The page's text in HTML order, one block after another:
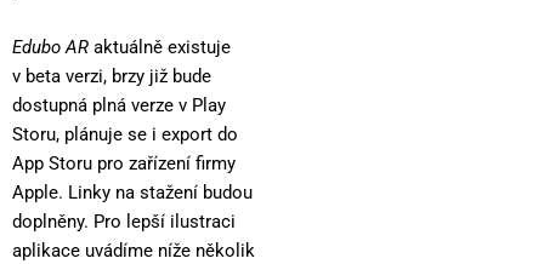
Edubo AR aktuálně existuje
v beta verzi, brzy již bude
dostupná plná verze v Play
Storu, plánuje se i export do
App Storu pro zařízení firmy
Apple. Linky na stažení budou
doplněny. Pro lepší ilustraci
aplikace uvádíme níže několik